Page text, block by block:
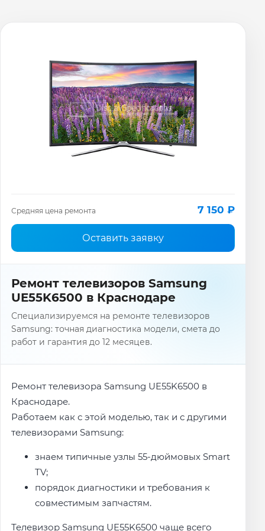
Средняя цена ремонта 7 150 ₽
Оставить заявку
Ремонт телевизоров Samsung
UE55K6500 в Краснодаре
Специализируемся на ремонте телевизоров
Samsung: точная диагностика модели, смета до
работ и гарантия до 12 месяцев.
Ремонт телевизора Samsung UE55K6500 в
Краснодаре.
Работаем как с этой моделью, так и с другими
телевизорами Samsung:
знаем типичные узлы 55-дюймовых Smart
TV;
порядок диагностики и требования к
совместимым запчастям.
Телевизор Samsung UE55K6500 чаще всего